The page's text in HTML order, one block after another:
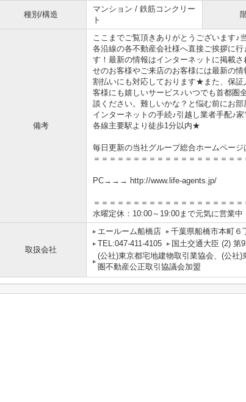
種別/構造
マンション / 鉄筋コンクリー
ト
備考
ここまでご覧頂きありがとうございます♪
各沿線の各不動産会社様へ直接ご挨拶に
す！最新の情報はインターネットに掲載
せのお客様やご来店のお客様には最新の
割払いにも対応しております★また、保
客様にも嬉しいサービス♪いつでも首都
談ください。難しいかな？と悩む前にお
インターネットの手続♪引越し業者手配♪
各線主要駅より徒歩1分以内★
毎日更新の当社グループ総合ホームページ
＝＝＝＝＝＝＝＝＝＝＝＝＝＝＝＝＝＝＝
PC→→→ http://www.life-agents.jp/
＝＝＝＝＝＝＝＝＝＝＝＝＝＝＝＝＝＝＝
水曜定休：10:00～19:00まで元気に営業中
取扱会社
エールーム船橋店
千葉県船橋市本町６
TEL:047-411-4105
国土交通大臣 (2) 第
(公社)東京都宅地建物取引業協会、(公社
圏不動産公正取引協議会加盟